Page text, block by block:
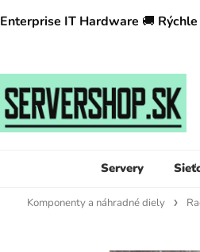
Enterprise IT Hardware 🚚
Servery
Komponenty a náhradné diely